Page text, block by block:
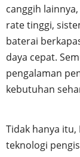
canggih
rate tinggi,
baterai
daya cepat.
pengalaman
kebutuhan
Tidak hanya itu,
teknologi